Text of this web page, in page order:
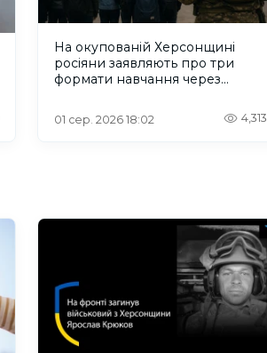
На окупованій Херсонщині
росіяни заявляють про три
формати навчання через
01 сер. 2026 18:02 4,313